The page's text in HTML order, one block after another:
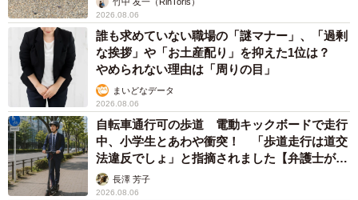
2026.08.06
誰も求めていない職場の「謎マナー」、「過剰
な挨拶」や「お土産配り」を抑えた1位は？
やめられない理由は「周りの目」
まいどなデータ
2026.08.06
自転車通行可の歩道 電動キックボードで走行
中、小学生とあわや衝突！ 「歩道走行は道交
法違反でしょ」と指摘されました【弁護士が解
説】長澤 芳子
2026.08.06